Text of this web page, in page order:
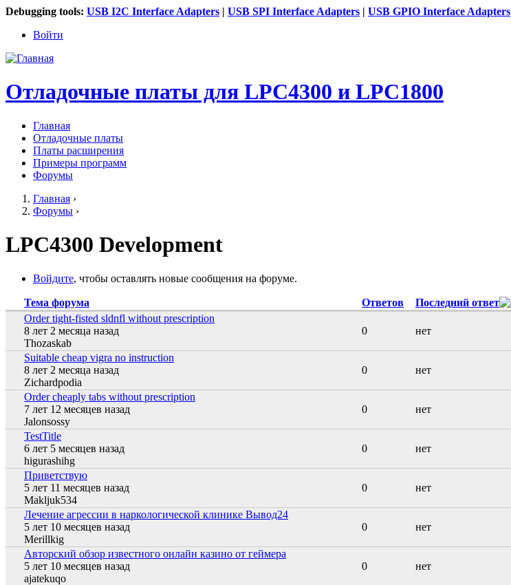
Debugging tools: USB I2C Interface Adapters | USB SPI Interface Adapters | USB GPIO Interface Adapters
Войти
Отладочные платы для LPC4300 и LPC1800
Главное меню
Главная
Отладочные платы
Платы расширения
Примеры программ
Форумы
Вы здесь
Главная ›
Форумы ›
LPC4300 Development
Войдите, чтобы оставлять новые сообщения на форуме.
Тема форума Ответов Последний ответ
Обычная тема
Order tight-fisted sldnfl without prescription
8 лет 2 месяца назад
Thozaskab
0 нет
Обычная тема
Suitable cheap vigra no instruction
8 лет 2 месяца назад
Zichardpodia
0 нет
Обычная тема
Order cheaply tabs without prescription
7 лет 12 месяцев назад
Jalonsossy
0 нет
Обычная тема
TestTitle
6 лет 5 месяцев назад
higurashihg
0 нет
Обычная тема
Приветствую
5 лет 11 месяцев назад
Makljuk534
0 нет
Обычная тема
Лечение агрессии в наркологической клинике Вывод24
5 лет 10 месяцев назад
Merillkig
0 нет
Обычная тема
Авторский обзор известного онлайн казино от геймера
5 лет 10 месяцев назад
ajatekuqo
0 нет